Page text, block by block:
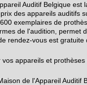
Auditif Belgique est
des appareils auditifs
exemplaires de
de l'audition, permet
rendez-vous est gratuite
vos appareils et
de l'Appareil Auditif